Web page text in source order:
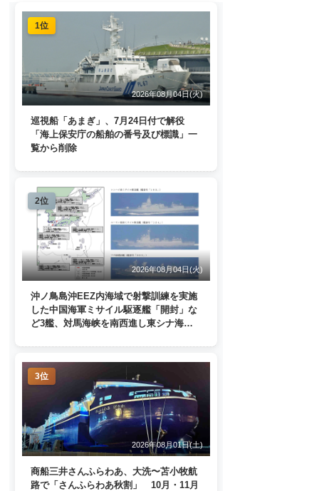
1位
2026年08月04日(火)
巡視船「あまぎ」、7月24日付で解役
「海上保安庁の船舶の番号及び標識」一
覧から削除
2位
2026年08月04日(火)
沖ノ鳥島沖EEZ内海域で射撃訓練を実施
した中国海軍ミサイル駆逐艦「開封」な
ど3艦、対馬海峡を南西進し東シナ海
3位
2026年08月01日(土)
商船三井さんふらわあ、大洗〜苫小牧航
路で「さんふらわあ秋割」 10月・11月